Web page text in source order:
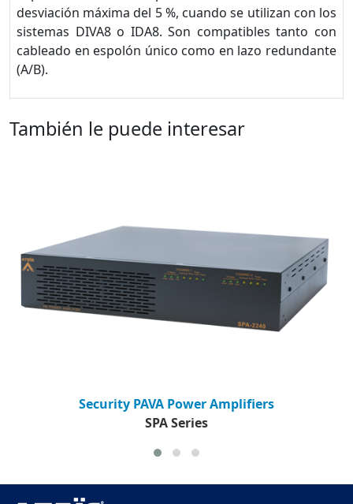
desviación máxima del 5 %, cuando se utilizan con los
sistemas DIVA8 o IDA8. Son compatibles tanto con
cableado en espolón único como en lazo redundante
(A/B).
También le puede interesar
Security PAVA Power Amplifiers
SPA Series